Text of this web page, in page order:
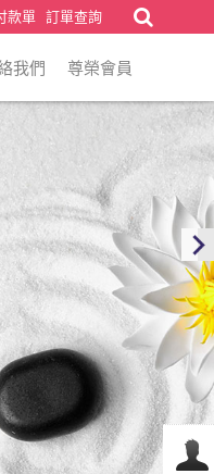
款單 訂單查詢
我們 尊榮會員